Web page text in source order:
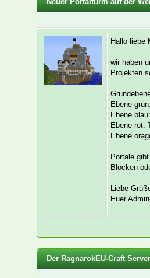
Hallo liebe
wir haben
Projekten
Ebene
Ebene
Ebene rot:
Ebene
Portale
Blöcken
Liebe
Euer
Der RagnarokEU-Craft